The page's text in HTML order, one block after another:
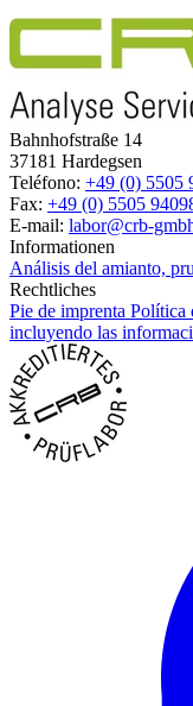
Bahnhofstraße 14
37181 Hardegsen
Teléfono: +49 (0) 5505
Fax: +49 (0) 5505
E-mail: labor@crb-
Informationen
Análisis del amianto,
Rechtliches
Pie de imprenta Política
incluyendo las